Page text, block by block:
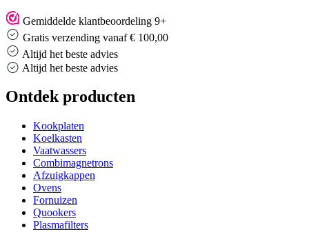
Gemiddelde klantbeoordeling 9+
Gratis verzending vanaf € 100,00
Altijd het beste advies
Altijd het beste advies
Ontdek producten
Kookplaten
Koelkasten
Vaatwassers
Combimagnetrons
Afzuigkappen
Ovens
Fornuizen
Quookers
Plasmafilters